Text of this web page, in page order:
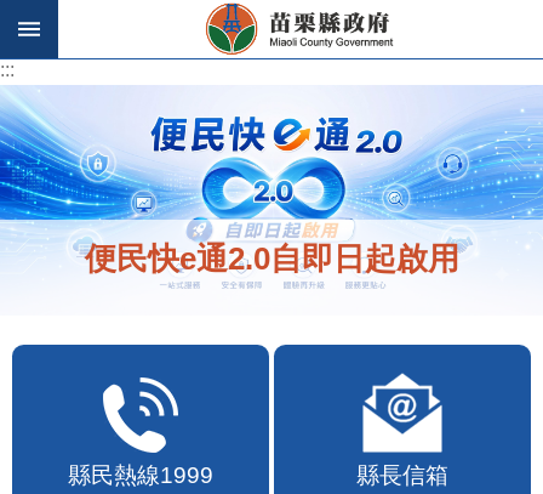
跳到主要內容區塊
:::
:::
便民快e通2.0自即日起啟用
縣民熱線1999 縣長信箱